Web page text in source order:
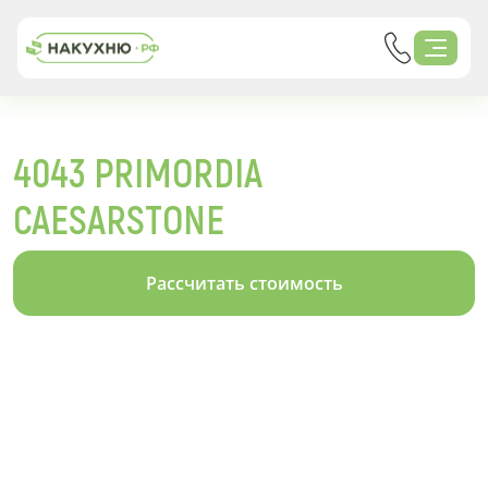
4043 PRIMORDIA
CAESARSTONE
Рассчитать стоимость